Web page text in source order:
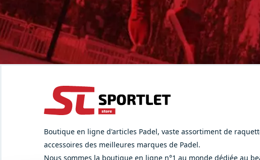
Boutique en ligne d'articles Padel, vaste assortiment de
accessoires des meilleures marques de Padel.
Nous sommes la boutique en ligne n°1 au monde dédiée au